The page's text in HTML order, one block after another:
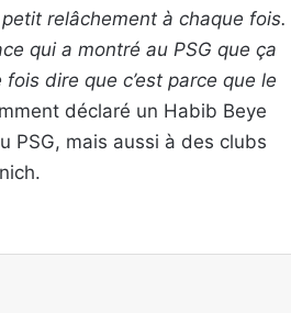
relâchement à chaque fois.
qui a montré au PSG que ça
dire que c’est parce que le
déclaré un Habib Beye
PSG, mais aussi à des clubs